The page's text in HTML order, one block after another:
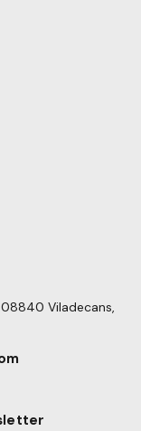
08840 Viladecans,